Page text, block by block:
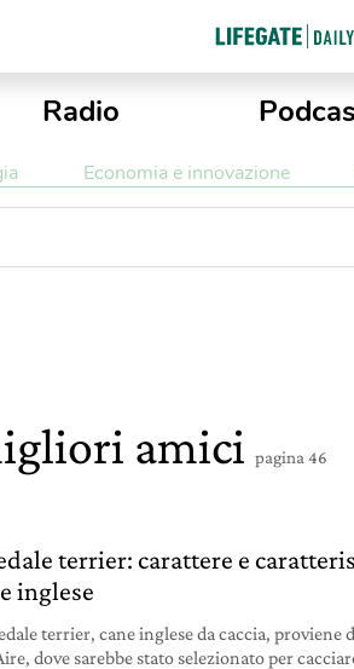
Radio
Economia e innovazione
amici pagina 46
terrier: carattere e
inglese
terrier, cane inglese da caccia, proviene
dove sarebbe stato selezionato per